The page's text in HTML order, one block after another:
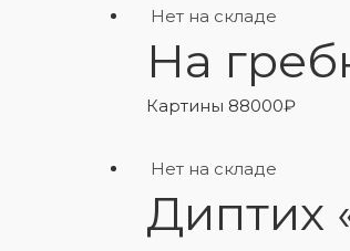
Нет на складе
На
Картины 88000₽
Нет на складе
Диптих